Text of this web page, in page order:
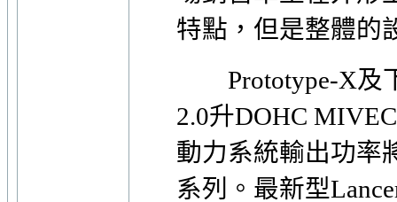
特點，但是整體的
Prototype-X及下
2.0升DOHC
動力系統輸出功率
系列。最新型